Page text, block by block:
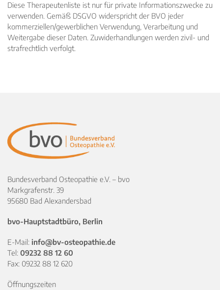
Diese Therapeutenliste ist nur für private Informationszwecke zu
verwenden. Gemäß DSGVO widerspricht der BVO jeder
kommerziellen/gewerblichen Verwendung, Verarbeitung und
Weitergabe dieser Daten. Zuwiderhandlungen werden zivil- und
strafrechtlich verfolgt.
Bundesverband Osteopathie e.V. – bvo
Markgrafenstr. 39
95680 Bad Alexandersbad
bvo-Hauptstadtbüro, Berlin
E-Mail: info@bv-osteopathie.de
Tel: 09232 88 12 60
Fax: 09232 88 12 620
Öffnungszeiten